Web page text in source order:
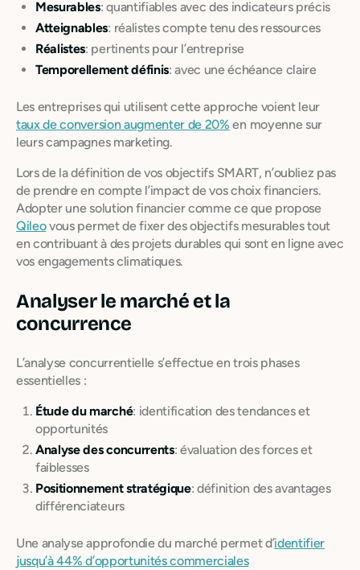
Mesurables: quantifiables avec des indicateurs précis
Atteignables: réalistes compte tenu des ressources
Réalistes: pertinents pour l’entreprise
Temporellement définis: avec une échéance claire
Les entreprises qui utilisent cette approche voient leur
taux de conversion augmenter de 20% en moyenne sur
leurs campagnes marketing.
Lors de la définition de vos objectifs SMART, n’oubliez pas
de prendre en compte l’impact de vos choix financiers.
Adopter une solution financier comme ce que propose
Qileovous permet de fixer des objectifs mesurables tout
en contribuant à des projets durables qui sont en ligne avec
vos engagements climatiques.
Analyser le marché et la
concurrence
L’analyse concurrentielle s’effectue en trois phases
essentielles :
Étude du marché: identification des tendances et
opportunités
Analyse des concurrents: évaluation des forces et
faiblesses
Positionnement stratégique: définition des avantages
différenciateurs
Une analyse approfondie du marché permet d’identifier
jusqu’à 44% d’opportunités commerciales